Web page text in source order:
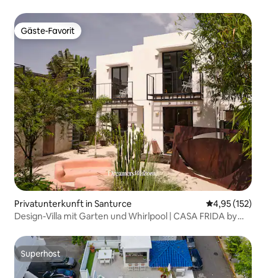
Gäste-Favorit
Gäste-Favorit
Privatunterkunft in Santurce
4,95 (152)
Design-Villa mit Garten und Whirlpool | CASA FRIDA by
Superhost
Superhost